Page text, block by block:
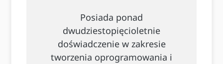
Posiada ponad
dwudziestopięcioletnie
doświadczenie w zakresie
tworzenia oprogramowania i